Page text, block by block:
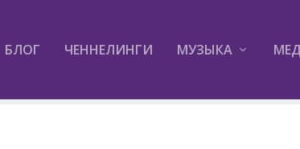
БЛОГ ЧЕННЕЛИНГИ МУЗЫКА